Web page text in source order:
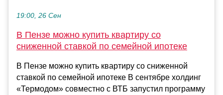
19:00, 26 Сен
В Пензе можно купить квартиру со
сниженной ставкой по семейной ипотеке
В Пензе можно купить квартиру со сниженной
ставкой по семейной ипотеке В сентябре холдинг
«Термодом» совместно с ВТБ запустил программу